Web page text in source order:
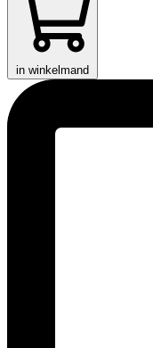
in winkelmand